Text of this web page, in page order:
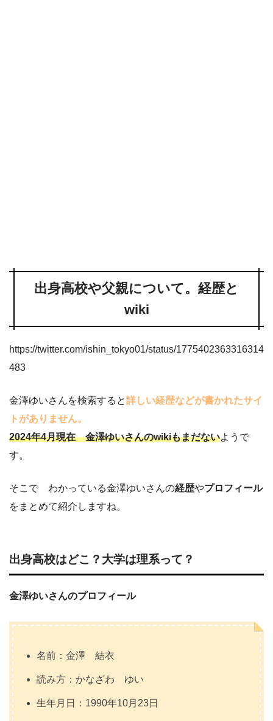
出身高校や父親について。経歴と
wiki
https://twitter.com/ishin_tokyo01/status/1775402363316314
483
金澤ゆいさんを検索すると詳しい経歴などが書かれたサイ
トがありません。
2024年4月現在 金澤ゆいさんのwikiもまだないようで
す。
そこで わかっている金澤ゆいさんの経歴やプロフィール
をまとめて紹介しますね。
出身高校はどこ？大学は理系って？
金澤ゆいさんのプロフィール
名前：金澤 結衣
読み方：かなざわ ゆい
生年月日：1990年10月23日